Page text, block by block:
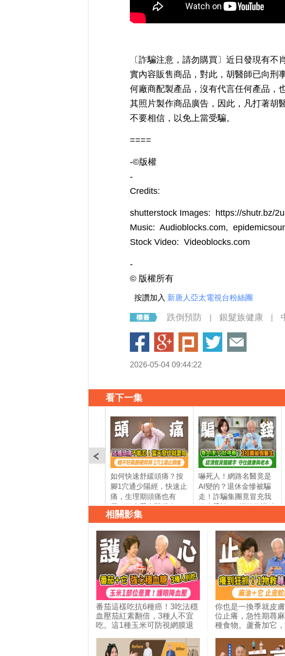
〔詐騙注意，請勿購買〕近日發現有
實內容販售商品，對此，胡醫師已向刑
何廠商配製產品，沒有代言任何產品，
其照片製作商品廣告，因此，凡打著胡
不要相信，以免上當受騙。
====
-©️版權
-
Credits:
shutterstock Images: https://shutr.bz/
Music: Audioblocks.com,
Stock Video: Videoblocks.com
-
©️ 版權所有
按讚加入 新唐人亞太電視台粉絲團
跌倒預防 銀髮族健康
2026-05-04 09:44:22
看下一集
如何快速舒緩頭痛？按
腳1穴通少陽經，快速止
痛，生理期頭痛也有
用。頭痛看中醫很有
效！70多歲阿嬤頭痛肩
好轉。注意！這種頭痛
恐奪命要趕快就醫。回
答粉絲問題｜胡乃文開
講＿343
嚇死人！網路名醫竟是
AI變的？退休金慘被騙
走！詐騙集團竟冒充我
線上看診！3招教你識破
用AI整理養生精華，看
病不踩雷，守住老本享
清福｜胡乃文開講
Dr.HU_344
相關影集
番茄這樣吃抗6種癌！3吃法穩
血壓茄紅素翻倍，3種人不宜
吃。這1種玉米可防視網膜退
穩血糖利尿消腫。它是水腫瘦
身的好朋友，比玉米熱量少3
你也是一換季就皮
位止癢，急性期蕁
種食物。蘆薈加它
的癢，任何皮膚病
皮蛇發作時，麻油